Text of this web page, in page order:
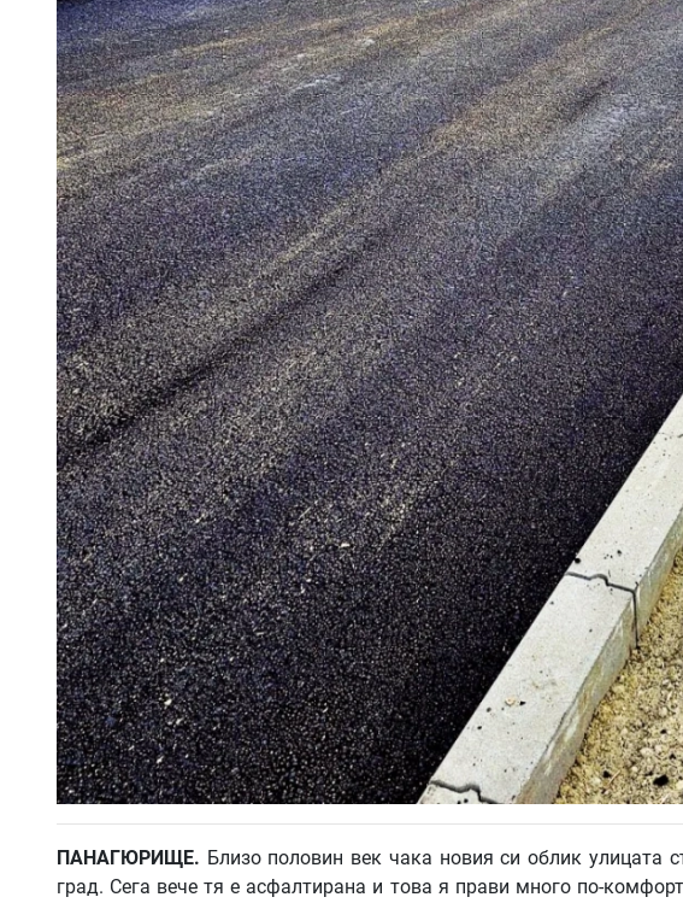
ПАНАГЮРИЩЕ. Близо половин век чака новия си облик улицата
град. Сега вече тя е асфалтирана и това я прави много по-